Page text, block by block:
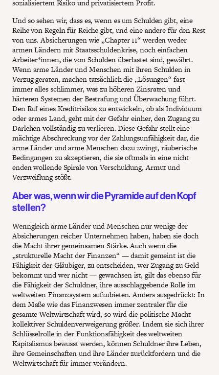
sozialisiertem Risiko und privatisiertem Profit.
Und so sehen wir, dass es, wenn es um Schulden gibt, eine
Reihe von Regeln für Reiche gibt, und eine andere für den Rest
von uns. Absicherungen wie „Chapter 11“ werden weder
armen Ländern mit Staatsschuldenkrise, noch einfachen
Arbeiter*innen, die von Schulden überlastet sind, gewährt.
Wenn arme Länder und Menschen mit ihren Schulden in
Verzug geraten, machen tatsächlich die „Lösungen“ fast
immer alles schlimmer, was zu höheren Zinsraten und
härteren Systemen der Bestrafung und Überwachung führt.
Den Ruf eines Kreditrisikos zu entwickeln, ob als Individuum
oder armes Land, geht mit der Gefahr einher, den Zugang zu
Darlehen vollständig zu verlieren. Diese Gefahr stellt eine
mächtige Abschreckung vor der Zahlungsunfähigkeit dar, die
arme Länder und arme Menschen dazu zwingt, räuberische
Bedingungen zu akzeptieren, die sie oftmals in eine nicht
enden wollende Spirale von Verschuldung, Armut und
Verzweiflung stößt.
Aber was, wenn wir die Pyramide auf den Kopf
stellen?
Wenngleich arme Länder und Menschen nur wenige der
Absicherungen reicher Unternehmen haben, haben sie doch
die Macht ihrer gemeinsamen Stärke. Auch wenn die
„strukturelle Macht der Finanzen“ — damit gemeint ist die
Fähigkeit der Gläubiger, zu entscheiden, wer Zugang zu Geld
bekommt und wer nicht — gewachsen ist, gilt das ebenso für
die Fähigkeit der Schuldner, ihre ausschlaggebende Rolle im
weltweiten Finanzsystem aufzubieten. Anders ausgedrückt: In
dem Maße wie das Finanzwesen immer zentraler für die
gesamte Weltwirtschaft wird, so wird die politische Macht
kollektiver Schuldenverweigerung größer. Indem sie sich ihrer
Schlüsselrolle in der Funktionsfähigkeit des weltweiten
Kapitalismus bewusst werden, können Schuldner ihre Leben,
ihre Gemeinschaften und ihre Länder zurückfordern und die
Weltwirtschaft für immer verändern.